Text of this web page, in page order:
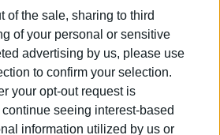
of the sale, sharing to third
of your personal or sensitive
advertising by us, please use
to confirm your selection.
your opt-out request is
seeing interest-based
information utilized by us or
Κάρτα ΔΥΠΑ από το Gov.gr
το είδος των παροχών,
ή διευκολύνσεων που θα
της.
αποτελεί το τέταρτο έγγραφο που